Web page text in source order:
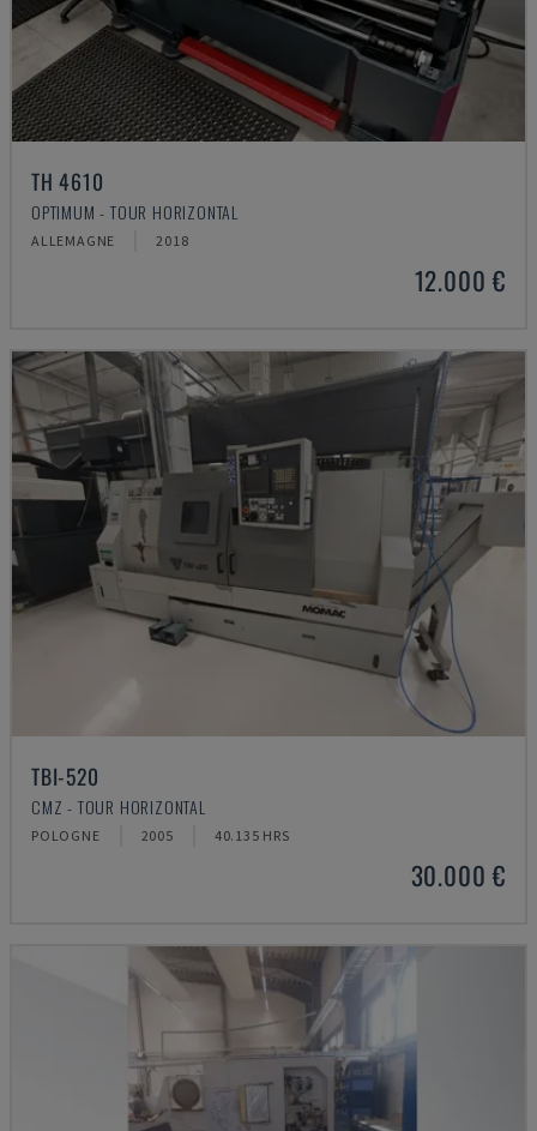
TH 4610
OPTIMUM - TOUR HORIZONTAL
ALLEMAGNE 2018
12.000 €
TBI-520
CMZ - TOUR HORIZONTAL
POLOGNE 2005 40.135 HRS
30.000 €